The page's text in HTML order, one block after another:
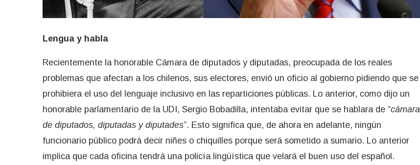
Lengua y habla
Recientemente la honorable Cámara de diputados y diputadas, preocupada de los reales
problemas que afectan a los chilenos, sus electores, envió un oficio al gobierno pidiendo que se
prohibiera el uso del lenguaje inclusivo en las reparticiones públicas. Lo anterior, como dijo un
honorable parlamentario de la UDI, Sergio Bobadilla, intentaba evitar que se hablara de “cámara
de diputados, diputadas y diputades”. Esto significa que, de ahora en adelante, ningún
funcionario público podrá decir niñes o chiquilles porque será sometido a sumario. Lo anterior
implica que cada oficina tendrá una policía lingüística que velará el buen uso del español.